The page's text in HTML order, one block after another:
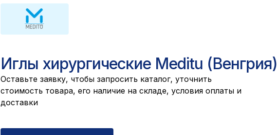
Иглы хирургические Meditu (Венгрия)
Оставьте заявку, чтобы запросить каталог, уточнить
cтоимость товара, его наличие на складе, условия оплаты и
доставки